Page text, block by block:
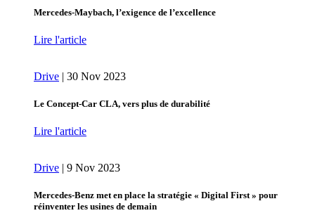
Mercedes-Maybach, l’exigence de l’excellence
Lire l'article
Drive | 30 Nov 2023
Le Concept-Car CLA, vers plus de durabilité
Lire l'article
Drive | 9 Nov 2023
Mercedes-Benz met en place la stratégie « Digital First » pour
réinventer les usines de demain